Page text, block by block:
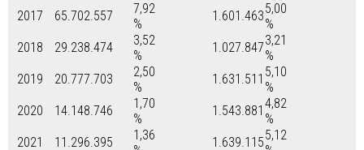
2017
65.702.557
7,92
%
1.601.4635,00
%
2018
29.238.474
3,52
%
1.027.8473,21
%
2019
20.777.703
2,50
%
1.631.511 5,10
%
2020
14.148.746
1,70
%
1.543.881 4,82
%
2021
11.296.395
1,36
1.639.1155,12